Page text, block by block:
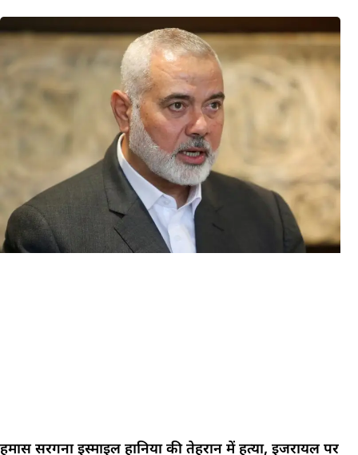
हमास सरगना इस्माइल हानिया की तेहरान में हत्या, इजरायल पर